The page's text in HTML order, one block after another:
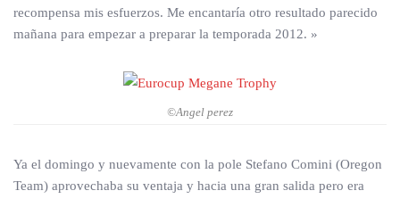
recompensa mis esfuerzos. Me encantaría otro resultado parecido
mañana para empezar a preparar la temporada 2012. »
©Angel perez
Ya el domingo y nuevamente con la pole Stefano Comini (Oregon
Team) aprovechaba su ventaja y hacia una gran salida pero era